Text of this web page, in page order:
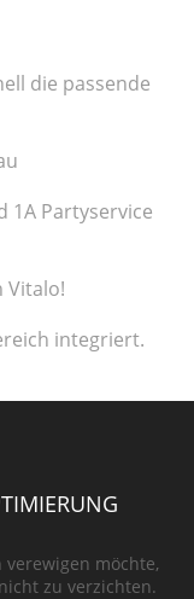
die passende
1A Partyservice
Vitalo!
integriert.
möchte,
zu verzichten.